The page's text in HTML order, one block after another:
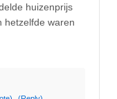
huizenprijs
hetzelfde waren